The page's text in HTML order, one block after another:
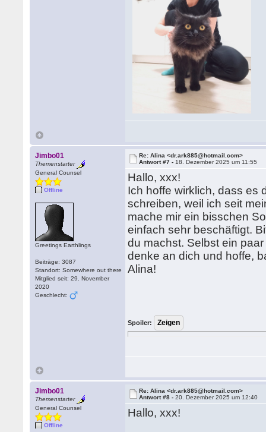
Jimbo01
Themenstarter
General Counsel
Offline
Greetings Earthlings
Beiträge: 3087
Standort: Somewhere out there
Mitglied seit: 29. November
2020
Geschlecht:
Re: Alina <dr.ark885@hotmail.com>
Antwort #7 - 18. Dezember 2025 um 11:55
Hallo, xxx!
Ich hoffe wirklich, dass es
schreiben, weil ich seit
mache mir ein bisschen
einfach sehr beschäftigt.
du machst. Selbst ein
denke an dich und hoffe,
Alina!
Spoiler:
Jimbo01
Themenstarter
General Counsel
Offline
Re: Alina <dr.ark885@hotmail.com>
Antwort #8 -20. Dezember 2025 um 12:40
Hallo, xxx!